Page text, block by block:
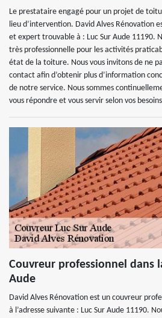
Le prestataire engagé pour un projet de
lieu d’intervention. David Alves Rénovation
et expert trouvable à : Luc Sur Aude 11190.
très professionnelle pour les activités
état de la toiture. Nous vous invitons de ne
contact afin d’obtenir plus d’information
de notre service. Nous sommes
vous répondre et vous servir selon vos
Couvreur professionnel dans
Aude
David Alves Rénovation est un couvreur
à l’adresse suivante : Luc Sur Aude 11190.